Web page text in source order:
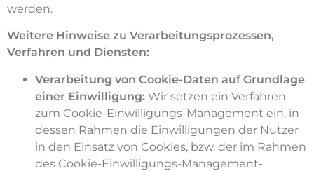
werden.
Weitere Hinweise zu Verarbeitungsprozessen,
Verfahren und Diensten:
Verarbeitung von Cookie-Daten auf Grundlage
einer Einwilligung: Wir setzen ein Verfahren
zum Cookie-Einwilligungs-Management ein, in
dessen Rahmen die Einwilligungen der Nutzer
in den Einsatz von Cookies, bzw. der im Rahmen
des Cookie-Einwilligungs-Management-